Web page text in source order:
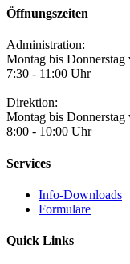
Öffnungszeiten
Administration:
Montag bis Donnerstag
7:30 - 11:00 Uhr
Direktion:
Montag bis Donnerstag
8:00 - 10:00 Uhr
Services
Info-Downloads
Formulare
Quick Links